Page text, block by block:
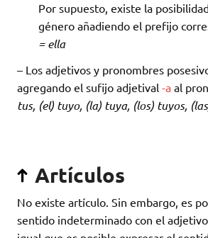
Por supuesto, existe la
género añadiendo el prefijo
= ella
– Los adjetivos y pronombres
agregando el sufijo adjetival -a al
tus, (el) tuyo, (la) tuya, (los) tuyos,
Artículos
No existe artículo. Sin embargo, es
sentido indeterminado con el adjetivo